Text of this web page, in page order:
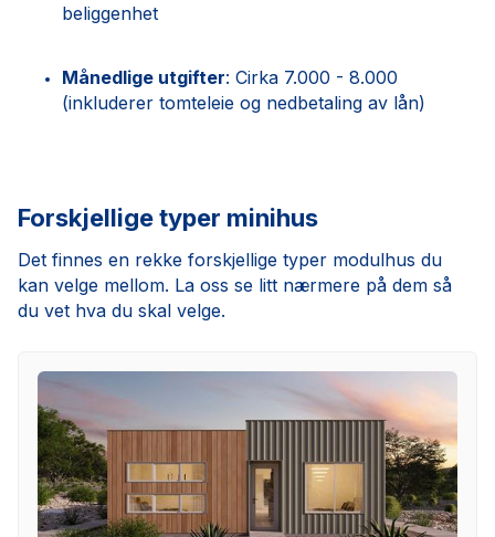
beliggenhet
Månedlige utgifter: Cirka 7.000 - 8.000
(inkluderer tomteleie og nedbetaling av lån)
Forskjellige typer minihus
Det finnes en rekke forskjellige typer modulhus du
kan velge mellom. La oss se litt nærmere på dem så
du vet hva du skal velge.